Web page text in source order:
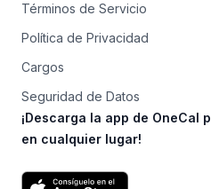
Términos de Servicio
Política de Privacidad
Cargos
Seguridad de Datos
¡Descarga la app de OneCal
en cualquier lugar!